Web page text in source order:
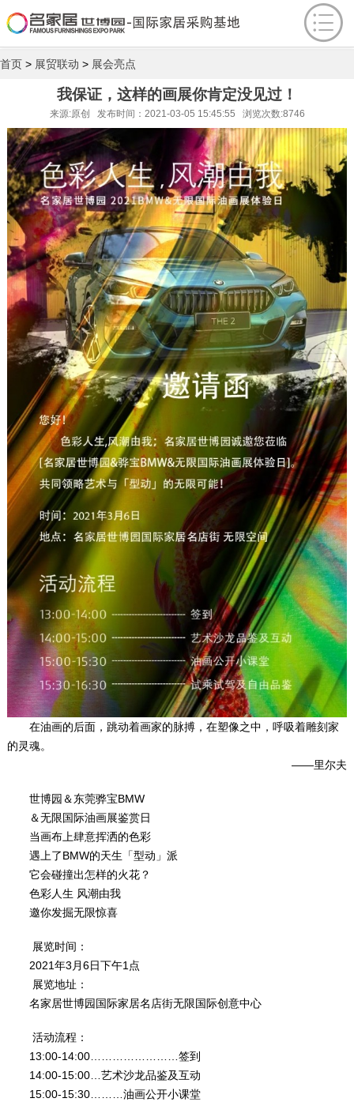
首页 > 展贸联动 > 展会亮点
我保证，这样的画展你肯定没见过！
来源:原创 发布时间：2021-03-05 15:45:55 浏览次数:8746
在油画的后面，跳动着画家的脉搏，在塑像之中，呼吸着雕刻家
的灵魂。
——里尔夫
世博园＆东莞骅宝BMW
＆无限国际油画展鉴赏日
当画布上肆意挥洒的色彩
遇上了BMW的天生「型动」派
它会碰撞出怎样的火花？
色彩人生 风潮由我
邀你发掘无限惊喜
展览时间：
2021年3月6日下午1点
展览地址：
名家居世博园国际家居名店街无限国际创意中心
活动流程：
13:00-14:00……………………签到
14:00-15:00…艺术沙龙品鉴及互动
15:00-15:30………油画公开小课堂